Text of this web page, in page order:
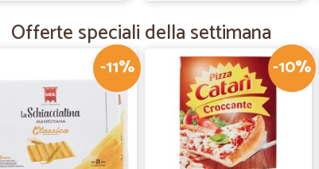
—Michel C.
Consigliato!
Ho conosciuto Cicalia cercando
Prezzi convenienti, imballaggio
acquisto! Consigliato!
—Giuseppe S.
Offerte speciali della settimana
-11% -10%